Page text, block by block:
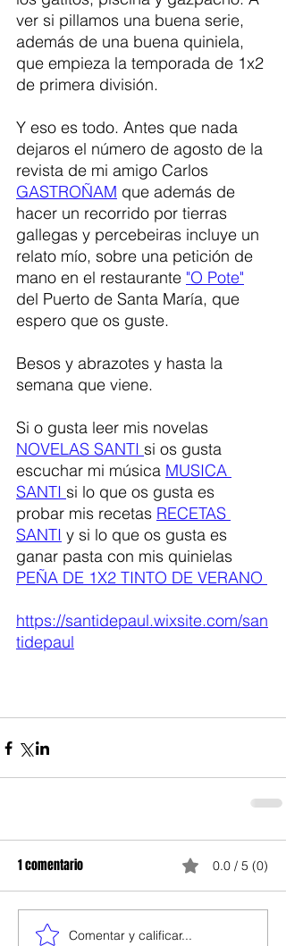
ver si pillamos una buena serie,
además de una buena quiniela,
que empieza la temporada de 1x2
de primera división.
Y eso es todo. Antes que nada
dejaros el número de agosto de la
revista de mi amigo Carlos
GASTROÑAM que además de
hacer un recorrido por tierras
gallegas y percebeiras incluye un
relato mío, sobre una petición de
mano en el restaurante "O Pote"
del Puerto de Santa María, que
espero que os guste.
Besos y abrazotes y hasta la
semana que viene.
Si o gusta leer mis novelas
NOVELAS SANTI si os gusta
escuchar mi música MUSICA
SANTI si lo que os gusta es
probar mis recetas RECETAS
SANTI y si lo que os gusta es
ganar pasta con mis quinielas
PEÑA DE 1X2 TINTO DE VERANO
https://santidepaul.wixsite.com/san
tidepaul
1 comentario 0.0 / 5 (0)
Comentar y calificar...